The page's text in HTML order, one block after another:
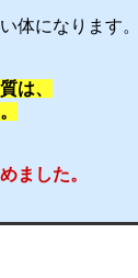
になります。
は、
ました。